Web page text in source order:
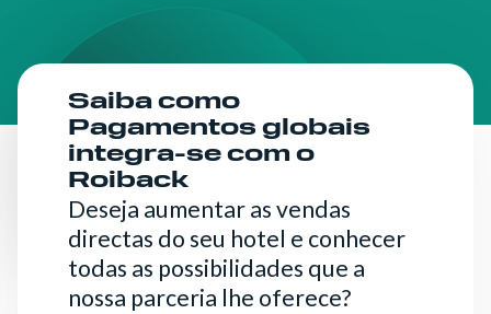
Saiba como
Pagamentos globais
integra-se com o
Roiback
Deseja aumentar as vendas
directas do seu hotel e conhecer
todas as possibilidades que a
nossa parceria lhe oferece?